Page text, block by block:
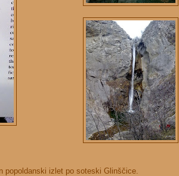
popoldanski izlet po soteski Glinščice.